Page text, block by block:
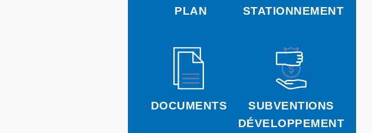
PLAN STATIONNEMENT
DOCUMENTS
SUBVENTIONS
DÉVELOPPEMENT